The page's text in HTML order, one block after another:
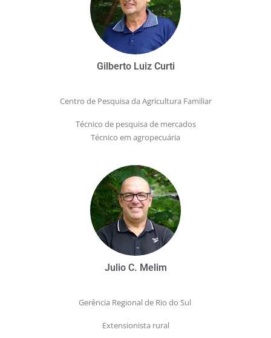
Gilberto Luiz Curti
Centro de Pesquisa da Agricultura Familiar
Técnico de pesquisa de mercados
Técnico em agropecuária
Julio C. Melim
Gerência Regional de Rio do Sul
Extensionista rural